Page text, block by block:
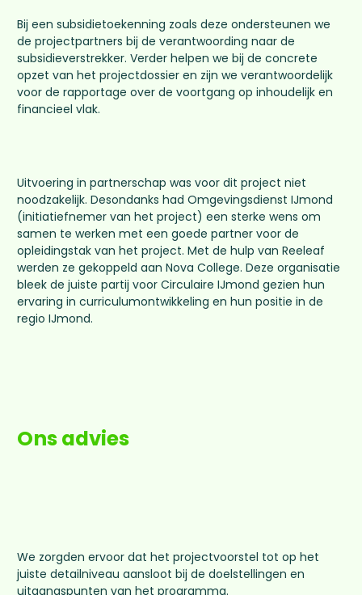
Bij een subsidietoekenning zoals deze ondersteunen we
de projectpartners bij de verantwoording naar de
subsidieverstrekker. Verder helpen we bij de concrete
opzet van het projectdossier en zijn we verantwoordelijk
voor de rapportage over de voortgang op inhoudelijk en
financieel vlak.
Uitvoering in partnerschap was voor dit project niet
noodzakelijk. Desondanks had Omgevingsdienst IJmond
(initiatiefnemer van het project) een sterke wens om
samen te werken met een goede partner voor de
opleidingstak van het project. Met de hulp van Reeleaf
werden ze gekoppeld aan Nova College. Deze organisatie
bleek de juiste partij voor Circulaire IJmond gezien hun
ervaring in curriculumontwikkeling en hun positie in de
regio IJmond.
Ons advies
We zorgden ervoor dat het projectvoorstel tot op het
juiste detailniveau aansloot bij de doelstellingen en
uitgangspunten van het programma.